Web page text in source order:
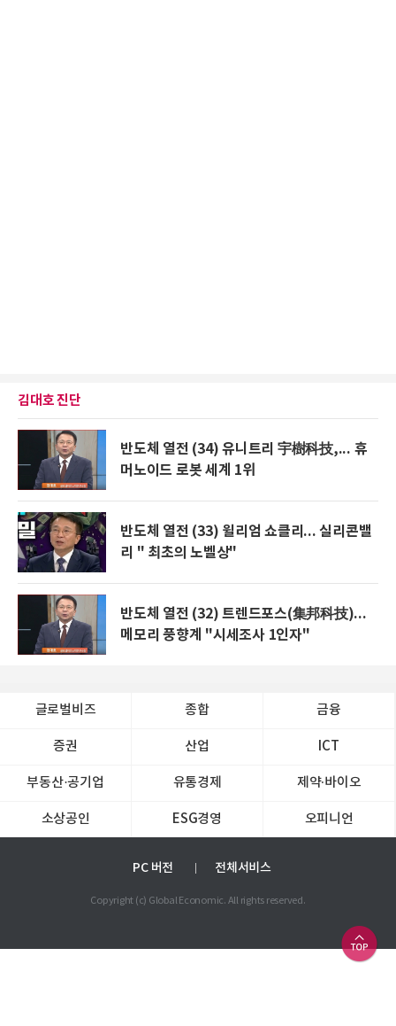
김대호 진단
반도체 열전 (34) 유니트리 宇樹科技,... 휴
머노이드 로봇 세계 1위
반도체 열전 (33) 윌리엄 쇼클리... 실리콘밸
리 " 최초의 노벨상"
반도체 열전 (32) 트렌드포스(集邦科技)...
메모리 풍향계 "시세조사 1인자"
글로벌비즈 종합 금융
증권 산업 ICT
부동산·공기업 유통경제 제약∙바이오
소상공인 ESG경영 오피니언
PC 버전 전체서비스
Copyright (c) Global Economic. All rights reserved.